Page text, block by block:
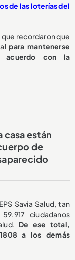
de las loterías del
que recordaron que
para mantenerse
acuerdo con la
casa están
de
Savia Salud, tan
ciudadanos
De ese total,
a los demás